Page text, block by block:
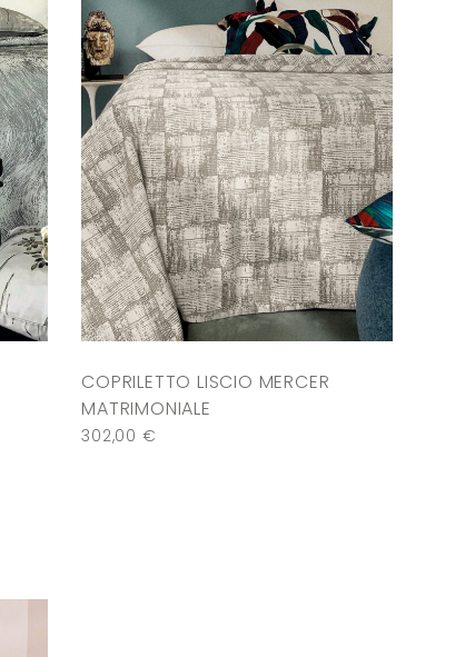
COPRILETTO LISCIO MERCER
MATRIMONIALE
302,00 €